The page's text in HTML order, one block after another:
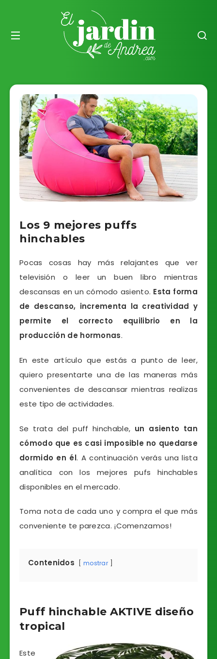
Los 9 mejores puffs
hinchables
Pocas cosas hay más relajantes que ver
televisión o leer un buen libro mientras
descansas en un cómodo asiento. Esta forma
de descanso, incrementa la creatividad y
permite el correcto equilibrio en la
producción de hormonas.
En este artículo que estás a punto de leer,
quiero presentarte una de las maneras más
convenientes de descansar mientras realizas
este tipo de actividades.
Se trata del puff hinchable, un asiento tan
cómodo que es casi imposible no quedarse
dormido en él. A continuación verás una lista
analítica con los mejores pufs hinchables
disponibles en el mercado.
Toma nota de cada uno y compra el que más
conveniente te parezca. ¡Comenzamos!
Contenidos mostrar
Puff hinchable AKTIVE diseño
tropical
Este